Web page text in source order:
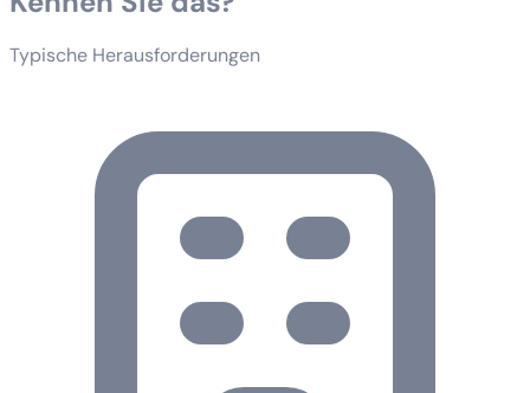
Typische Herausforderungen